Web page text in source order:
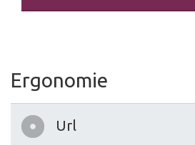
Ergonomie
Url